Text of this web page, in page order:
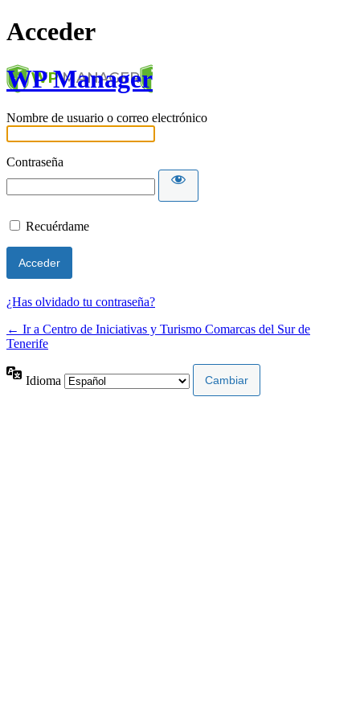
Acceder
WP Manager
Nombre de usuario o correo electrónico
Contraseña
Recuérdame
¿Has olvidado tu contraseña?
← Ir a Centro de Iniciativas y Turismo Comarcas del Sur de
Tenerife
Idioma